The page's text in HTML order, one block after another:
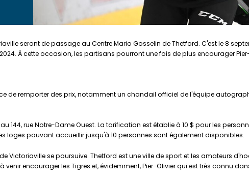
seront de passage au Centre Mario Gosselin de Thetford. C'est le 8
À cette occasion, les partisans pourront une fois de plus encourager
de remporter des prix, notamment un chandail officiel de l'équipe
144, rue Notre-Dame Ouest. La tarification est établie à 10 $ pour les
loges pouvant accueillir jusqu'à 10 personnes sont également disponibles.
Victoriaville se poursuive. Thetford est une ville de sport et les amateurs
encourager les Tigres et, évidemment, Pier-Olivier qui est très connu